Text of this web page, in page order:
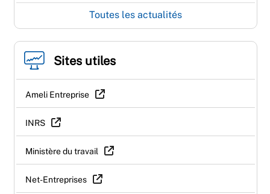
Toutes les actualités
Sites utiles
Ameli Entreprise
INRS
Ministère du travail
Net-Entreprises